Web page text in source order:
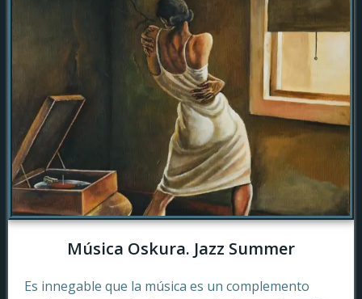
Música Oskura. Jazz Summer
Es innegable que la música es un complemento